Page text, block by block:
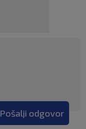
Pošalji odgovor